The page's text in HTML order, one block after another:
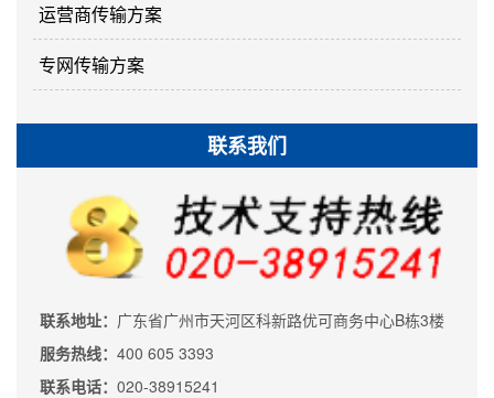
运营商传输方案
专网传输方案
联系我们
联系地址： 广东省广州市天河区科新路优可商务中心B栋3楼
服务热线： 400 605 3393
联系电话： 020-38915241